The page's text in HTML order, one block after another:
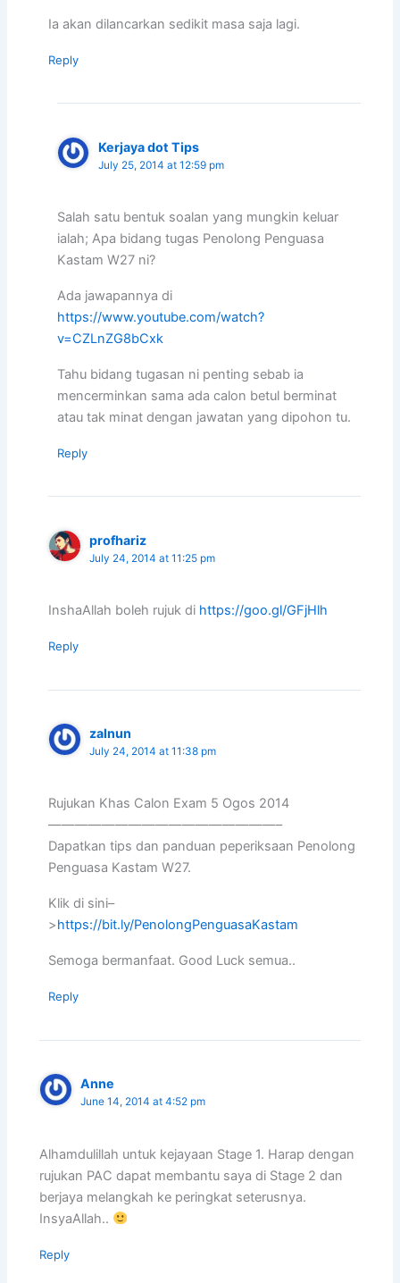
Ia akan dilancarkan sedikit masa saja lagi.
Reply
Kerjaya dot Tips
July 25, 2014 at 12:59 pm
Salah satu bentuk soalan yang mungkin keluar
ialah; Apa bidang tugas Penolong Penguasa
Kastam W27 ni?
Ada jawapannya di
https://www.youtube.com/watch?
v=CZLnZG8bCxk
Tahu bidang tugasan ni penting sebab ia
mencerminkan sama ada calon betul berminat
atau tak minat dengan jawatan yang dipohon tu.
Reply
profhariz
July 24, 2014 at 11:25 pm
InshaAllah boleh rujuk di https://goo.gl/GFjHlh
Reply
zalnun
July 24, 2014 at 11:38 pm
Rujukan Khas Calon Exam 5 Ogos 2014
—————————————————–
Dapatkan tips dan panduan peperiksaan Penolong
Penguasa Kastam W27.
Klik di sini–
>https://bit.ly/PenolongPenguasaKastam
Semoga bermanfaat. Good Luck semua..
Reply
Anne
June 14, 2014 at 4:52 pm
Alhamdulillah untuk kejayaan Stage 1. Harap dengan
rujukan PAC dapat membantu saya di Stage 2 dan
berjaya melangkah ke peringkat seterusnya.
InsyaAllah..
Reply